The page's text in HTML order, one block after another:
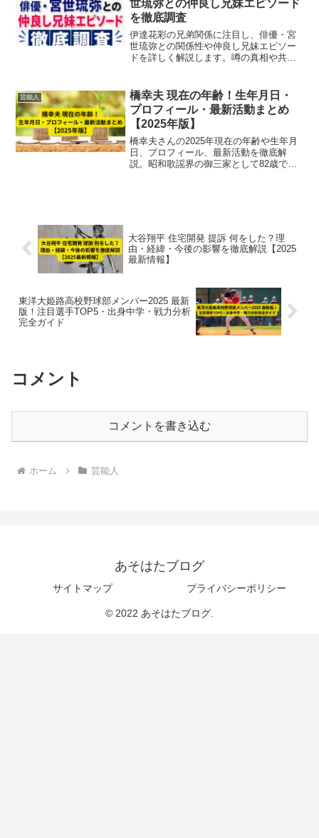
世琉弥との仲良し兄妹エピソード
を徹底調査
伊達花彩の兄弟関係に注目し、俳優・宮
世琉弥との関係性や仲良し兄妹エピソー
ドを詳しく解説します。噂の真相や共演
芸能人
橋幸夫 現在の年齢！生年月日・
プロフィール・最新活動まとめ
【2025年版】
橋幸夫さんの2025年現在の年齢や生年月
日、プロフィール、最新活動を徹底解
説。昭和歌謡界の御三家として82歳でも
大谷翔平 住宅開発 提訴 何をした？理
由・経緯・今後の影響を徹底解説【2025
最新情報】
東洋大姫路高校野球部メンバー2025 最新
版！注目選手TOP5・出身中学・戦力分析
完全ガイド
コメント
コメントを書き込む
ホーム 芸能人
あそはたブログ
サイトマップ プライバシーポリシー
© 2022 あそはたブログ.